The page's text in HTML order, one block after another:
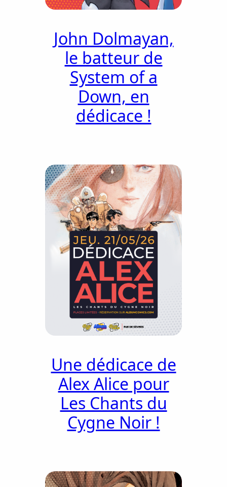
John Dolmayan,
le batteur de
System of a
Down, en
dédicace !
Une dédicace de
Alex Alice pour
Les Chants du
Cygne Noir !